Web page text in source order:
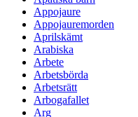
Appojaure
Appojauremorden
Aprilskämt
Arabiska
Arbete
Arbetsbörda
Arbetsrätt
Arbogafallet
Arg